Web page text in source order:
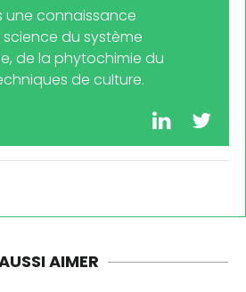
une connaissance
du système
de la phytochimie du
de culture.
AIMER